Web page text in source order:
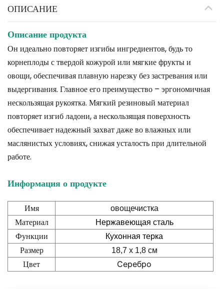
ОПИСАНИЕ
Описание продукта
Он идеально повторяет изгибы ингредиентов, будь то
корнеплоды с твердой кожурой или мягкие фрукты и
овощи, обеспечивая плавную нарезку без застревания или
выдергивания. Главное его преимущество – эргономичная
нескользящая рукоятка. Мягкий резиновый материал
повторяет изгиб ладони, а нескользящая поверхность
обеспечивает надежный захват даже во влажных или
маслянистых условиях, снижая усталость при длительной
работе.
Информация о продукте
Имя овощечистка
Материал Нержавеющая сталь
Функции Кухонная терка
Размер 18,7 x 1,8 см
Цвет Серебро